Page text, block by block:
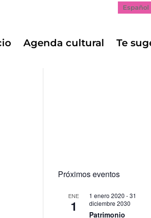
Español
Agenda cultural Te
Próximos eventos
ENE
1
1 enero 2020 -31
diciembre 2030
Patrimonio